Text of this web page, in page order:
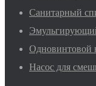
Санитарный
Одновинтовой
Насос для